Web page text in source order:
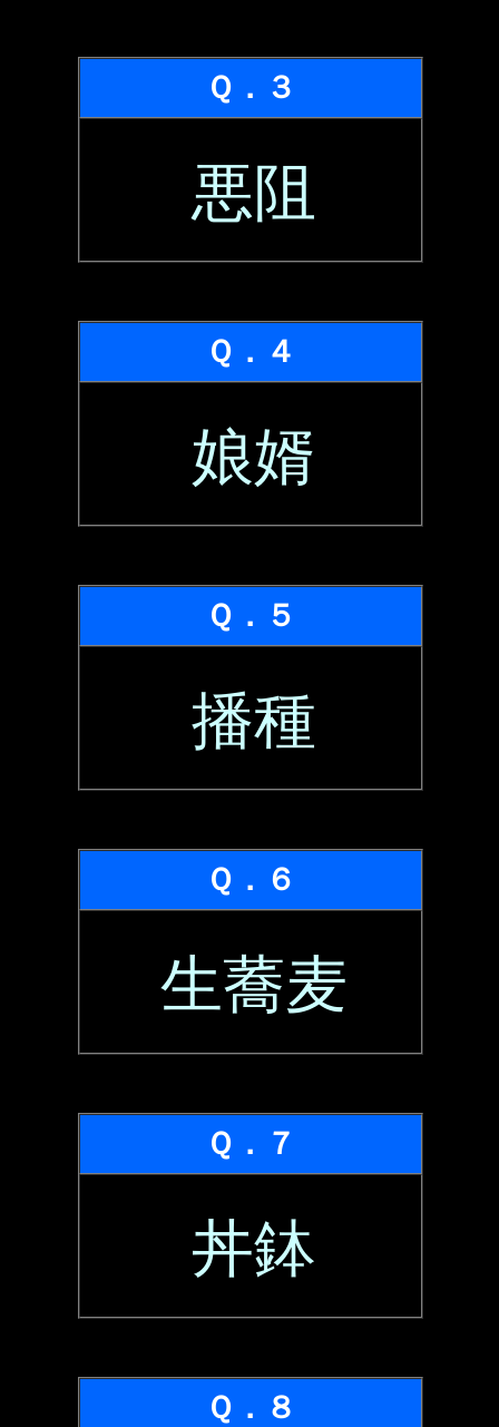
Ｑ．３
悪阻
Ｑ．４
娘婿
Ｑ．５
播種
Ｑ．６
生蕎麦
Ｑ．７
丼鉢
Ｑ．８